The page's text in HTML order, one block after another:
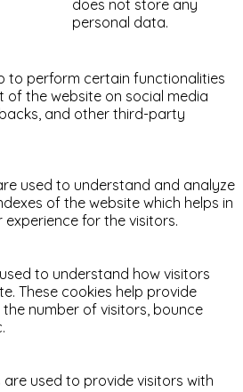
does not store any
personal data.
to perform certain functionalities
of the website on social media
and other third-party
used to understand and analyze
of the website which helps in
for the visitors.
to understand how visitors
These cookies help provide
number of visitors, bounce
used to provide visitors with